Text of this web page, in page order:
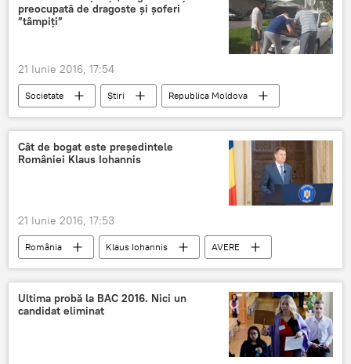
preocupată de dragoste și șoferi
”tâmpiți”
21 Iunie 2016, 17:54
Societate Știri
Republica Moldova
Vlad Filat
Judecată
șoferi
Angela Gonţa
Cât de bogat este președintele
României Klaus Iohannis
21 Iunie 2016, 17:53
România Klaus Iohannis
AVERE
Case
salariu
Ultima probă la BAC 2016. Nici un
candidat eliminat